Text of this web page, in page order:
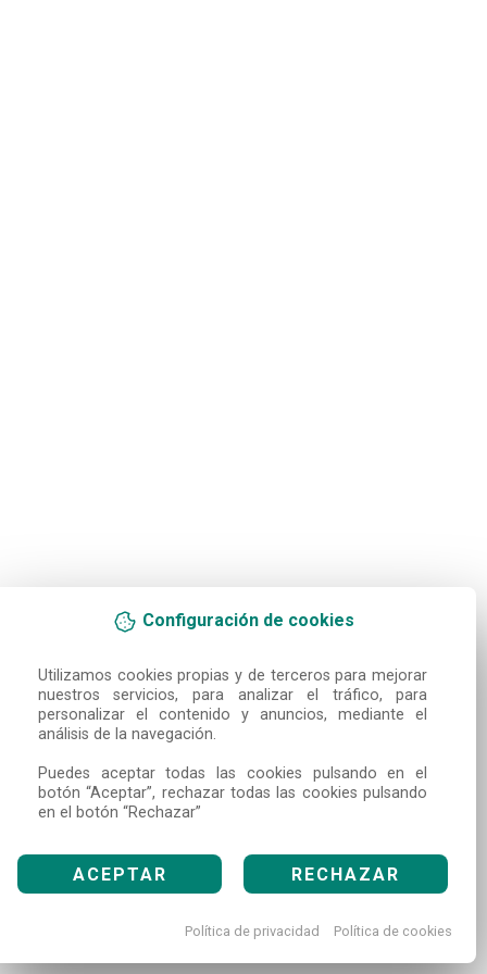
Configuración de cookies
Utilizamos cookies propias y de terceros para mejorar
nuestros servicios, para analizar el tráfico, para
personalizar el contenido y anuncios, mediante el
análisis de la navegación.
Puedes aceptar todas las cookies pulsando en el
botón “Aceptar”, rechazar todas las cookies pulsando
en el botón “Rechazar”
ACEPTAR RECHAZAR
Política de privacidad Política de cookies